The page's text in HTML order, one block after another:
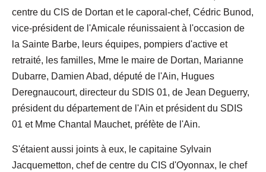
centre du CIS de Dortan et le caporal-chef, Cédric Bunod,
vice-président de l'Amicale réunissaient à l'occasion de
la Sainte Barbe, leurs équipes, pompiers d'active et
retraité, les familles, Mme le maire de Dortan, Marianne
Dubarre, Damien Abad, député de l'Ain, Hugues
Deregnaucourt, directeur du SDIS 01, de Jean Deguerry,
président du département de l'Ain et président du SDIS
01 et Mme Chantal Mauchet, préfète de l'Ain.
S'étaient aussi joints à eux, le capitaine Sylvain
Jacquemetton, chef de centre du CIS d'Oyonnax, le chef